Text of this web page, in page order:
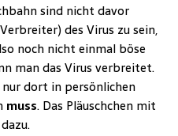
sind nicht davor
des Virus zu sein,
noch nicht einmal böse
man das Virus verbreitet.
dort in persönlichen
muss. Das Pläuschchen mit